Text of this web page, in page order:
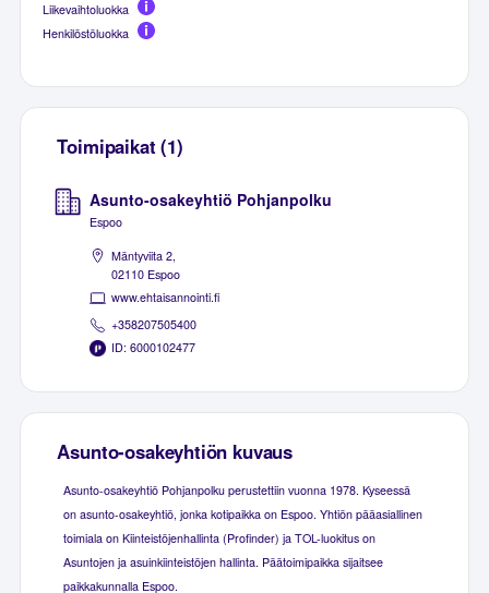
Liikevaihtoluokka
Henkilöstöluokka
Toimipaikat (1)
Asunto-osakeyhtiö Pohjanpolku
Espoo
Mäntyviita 2,
02110 Espoo
www.ehtaisannointi.fi
+358207505400
ID: 6000102477
Asunto-osakeyhtiön kuvaus
Asunto-osakeyhtiö Pohjanpolku perustettiin vuonna 1978. Kyseessä
on asunto-osakeyhtiö, jonka kotipaikka on Espoo. Yhtiön pääasiallinen
toimiala on Kiinteistöjenhallinta (Profinder) ja TOL-luokitus on
Asuntojen ja asuinkiinteistöjen hallinta. Päätoimipaikka sijaitsee
paikkakunnalla Espoo.